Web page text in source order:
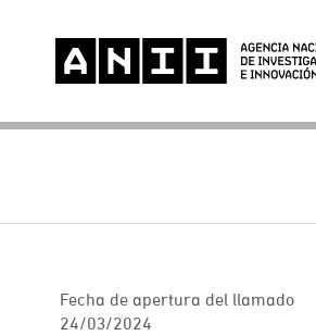
Fecha de apertura del llamado
24/03/2024